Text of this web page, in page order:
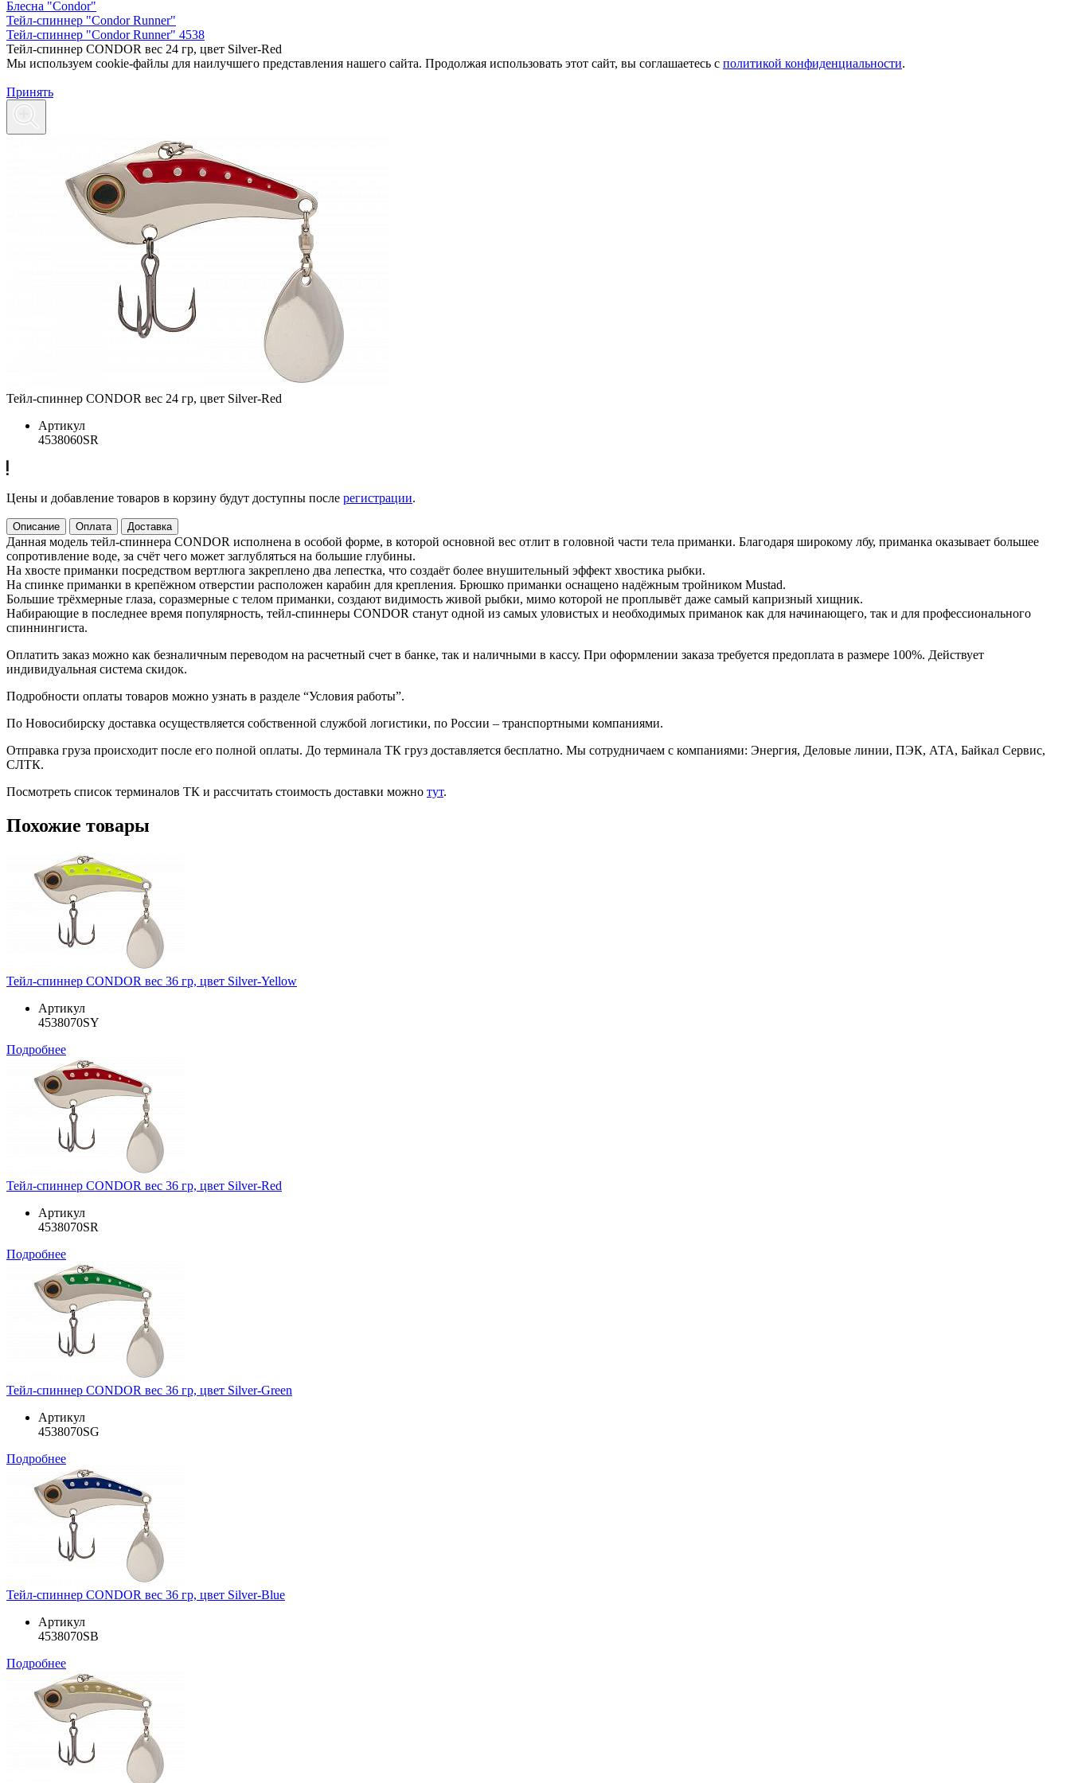
Блесна "Condor"
Тейл-спиннер "Condor Runner"
Тейл-спиннер "Condor Runner" 4538
Тейл-спиннер CONDOR вес 24 гр, цвет Silver-Red
Мы используем cookie-файлы для наилучшего представления нашего сайта. Продолжая использовать этот сайт, вы соглашаетесь c политикой конфиденциальности.
Принять
Тейл-спиннер CONDOR вес 24 гр, цвет Silver-Red
Артикул
4538060SR
Цены и добавление товаров в корзину будут доступны после регистрации.
Описание Оплата Доставка
Данная модель тейл-спиннера CONDOR исполнена в особой форме, в которой основной вес отлит в головной части тела приманки. Благодаря широкому лбу, приманка оказывает большее
сопротивление воде, за счёт чего может заглубляться на большие глубины.
На хвосте приманки посредством вертлюга закреплено два лепестка, что создаёт более внушительный эффект хвостика рыбки.
На спинке приманки в крепёжном отверстии расположен карабин для крепления. Брюшко приманки оснащено надёжным тройником Mustad.
Большие трёхмерные глаза, соразмерные с телом приманки, создают видимость живой рыбки, мимо которой не проплывёт даже самый капризный хищник.
Набирающие в последнее время популярность, тейл-спиннеры CONDOR станут одной из самых уловистых и необходимых приманок как для начинающего, так и для профессионального
спиннингиста.
Оплатить заказ можно как безналичным переводом на расчетный счет в банке, так и наличными в кассу. При оформлении заказа требуется предоплата в размере 100%. Действует
индивидуальная система скидок.
Подробности оплаты товаров можно узнать в разделе “Условия работы”.
По Новосибирску доставка осуществляется собственной службой логистики, по России – транспортными компаниями.
Отправка груза происходит после его полной оплаты. До терминала ТК груз доставляется бесплатно. Мы сотрудничаем с компаниями: Энергия, Деловые линии, ПЭК, АТА, Байкал Сервис,
СЛТК.
Посмотреть список терминалов ТК и рассчитать стоимость доставки можно тут.
Похожие товары
Тейл-спиннер CONDOR вес 36 гр, цвет Silver-Yellow
Артикул
4538070SY
Подробнее
Тейл-спиннер CONDOR вес 36 гр, цвет Silver-Red
Артикул
4538070SR
Подробнее
Тейл-спиннер CONDOR вес 36 гр, цвет Silver-Green
Артикул
4538070SG
Подробнее
Тейл-спиннер CONDOR вес 36 гр, цвет Silver-Blue
Артикул
4538070SB
Подробнее